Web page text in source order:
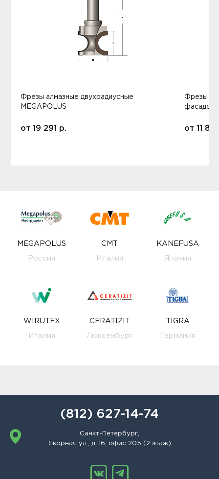
Фрезы алмазные двухрадиусные
MEGAPOLUS
от 19 291 р.
Фрезы
фасадов
от 11
MEGAPOLUS
Россия
CMT
Италия
KANEFUSA
Япония
WIRUTEX
Италия
CERATIZIT
Люксембург
TIGRA
Германия
(812) 627-14-74
Санкт-Петербург,
Якорная ул., д. 16, офис 205 (2 этаж)